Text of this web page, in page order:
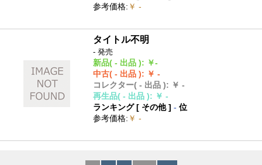
参考価格: ￥ -
タイトル不明
- 発売
新品( - 出品 ): ￥-
中古( - 出品 ): ￥ -
コレクター( - 出品 ): ￥ -
再生品( - 出品 ): ￥ -
ランキング [ その他]- 位
参考価格: ￥ -